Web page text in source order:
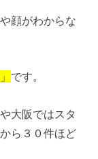
顔がわからな
です。
大阪ではスタ
ら３０件ほど